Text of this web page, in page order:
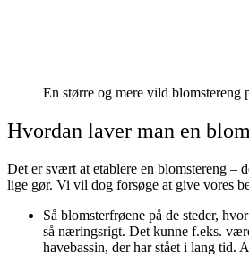
En større og mere vild blomstereng
Hvordan laver man en
Det er svært at etablere en blomstereng –
lige gør. Vi vil dog forsøge at give vores
Så blomsterfrøene på de steder,
så næringsrigt. Det kunne f.eks.
havebassin, der har stået i lang tid.